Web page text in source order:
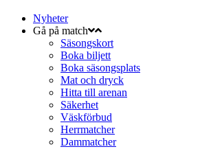
Nyheter
Gå på match
Säsongskort
Boka biljett
Boka säsongsplats
Mat och dryck
Hitta till arenan
Säkerhet
Väskförbud
Herrmatcher
Dammatcher